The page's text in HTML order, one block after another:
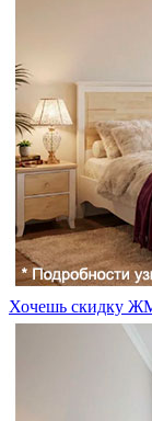
Хочешь скидку